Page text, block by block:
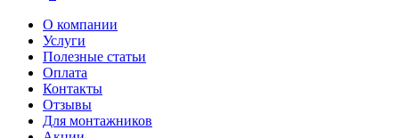
О компании
Услуги
Полезные статьи
Оплата
Контакты
Отзывы
Для монтажников